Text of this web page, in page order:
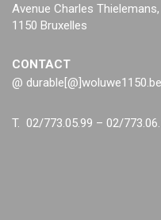
Avenue Charles
1150 Bruxelles
CONTACT
@ durable[@]woluwe1150.be
T. 02/773.05.99 – 02/